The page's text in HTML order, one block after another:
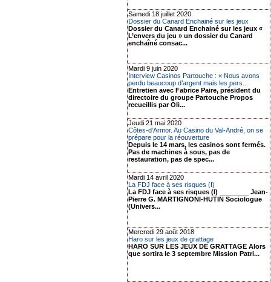
Samedi 18 juillet 2020
Dossier du Canard Enchainé sur les jeux
Dossier du Canard Enchainé sur les jeux «
L’envers du jeu » un dossier du Canard
enchaîné consac...
Mardi 9 juin 2020
Interview Casinos Partouche : « Nous avons
perdu beaucoup d’argent mais les pers...
Entretien avec Fabrice Paire, président du
directoire du groupe Partouche Propos
recueillis par Oli...
Jeudi 21 mai 2020
Côtes-d’Armor. Au Casino du Val-André, on se
prépare pour la réouverture
Depuis le 14 mars, les casinos sont fermés.
Pas de machines à sous, pas de
restauration, pas de spec...
Mardi 14 avril 2020
La FDJ face à ses risques (I)
La FDJ face à ses risques (I) ________ Jean-
Pierre G. MARTIGNONI-HUTIN Sociologue
(Univers...
Mercredi 29 août 2018
Haro sur les jeux de grattage
HARO SUR LES JEUX DE GRATTAGE Alors
que sortira le 3 septembre Mission Patri...